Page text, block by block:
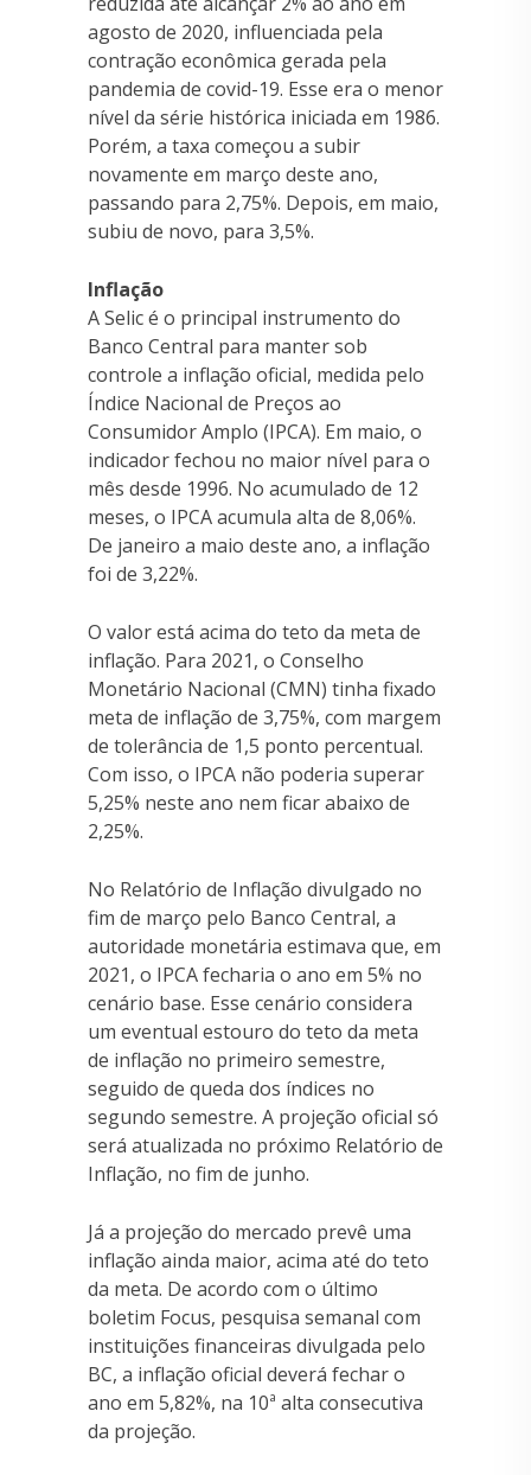
agosto de 2020, influenciada pela
contração econômica gerada pela
pandemia de covid-19. Esse era o menor
nível da série histórica iniciada em 1986.
Porém, a taxa começou a subir
novamente em março deste ano,
passando para 2,75%. Depois, em maio,
subiu de novo, para 3,5%.
Inflação
A Selic é o principal instrumento do
Banco Central para manter sob
controle a inflação oficial, medida pelo
Índice Nacional de Preços ao
Consumidor Amplo (IPCA). Em maio, o
indicador fechou no maior nível para o
mês desde 1996. No acumulado de 12
meses, o IPCA acumula alta de 8,06%.
De janeiro a maio deste ano, a inflação
foi de 3,22%.
O valor está acima do teto da meta de
inflação. Para 2021, o Conselho
Monetário Nacional (CMN) tinha fixado
meta de inflação de 3,75%, com margem
de tolerância de 1,5 ponto percentual.
Com isso, o IPCA não poderia superar
5,25% neste ano nem ficar abaixo de
2,25%.
No Relatório de Inflação divulgado no
fim de março pelo Banco Central, a
autoridade monetária estimava que, em
2021, o IPCA fecharia o ano em 5% no
cenário base. Esse cenário considera
um eventual estouro do teto da meta
de inflação no primeiro semestre,
seguido de queda dos índices no
segundo semestre. A projeção oficial só
será atualizada no próximo Relatório de
Inflação, no fim de junho.
Já a projeção do mercado prevê uma
inflação ainda maior, acima até do teto
da meta. De acordo com o último
boletim Focus, pesquisa semanal com
instituições financeiras divulgada pelo
BC, a inflação oficial deverá fechar o
ano em 5,82%, na 10ª alta consecutiva
da projeção.